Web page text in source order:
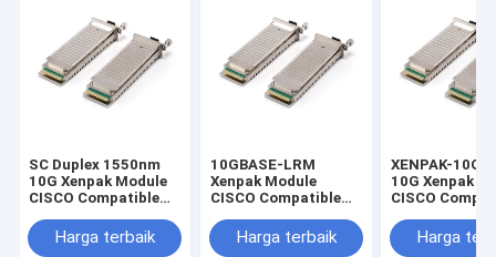
SC Duplex 1550nm
10G Xenpak Module
CISCO Compatible
XENPAK-10GB-ZR
Harga terbaik
10GBASE-LRM
Xenpak Module
CISCO Compatible
XENPAK-10GB-LRM
Harga terbaik
XENPAK-
10G Xenpak
CISCO
1550nm
Harga